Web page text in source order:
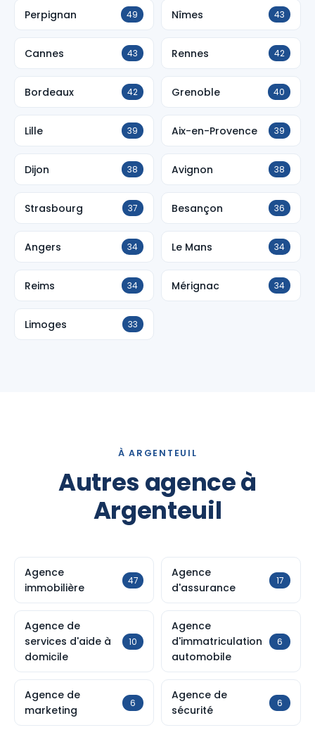
Perpignan 49 Nîmes 43
Cannes 43 Rennes 42
Bordeaux 42 Grenoble 40
Lille 39 Aix-en-Provence 39
Dijon 38 Avignon 38
Strasbourg 37 Besançon 36
Angers 34 Le Mans 34
Reims 34 Mérignac 34
Limoges 33
À ARGENTEUIL
Autres agence à
Argenteuil
Agence
immobilière
47
Agence
d'assurance
17
Agence de
services d'aide à
domicile
10
Agence
d'immatriculation
automobile
6
Agence de
marketing
6
Agence de
sécurité
6